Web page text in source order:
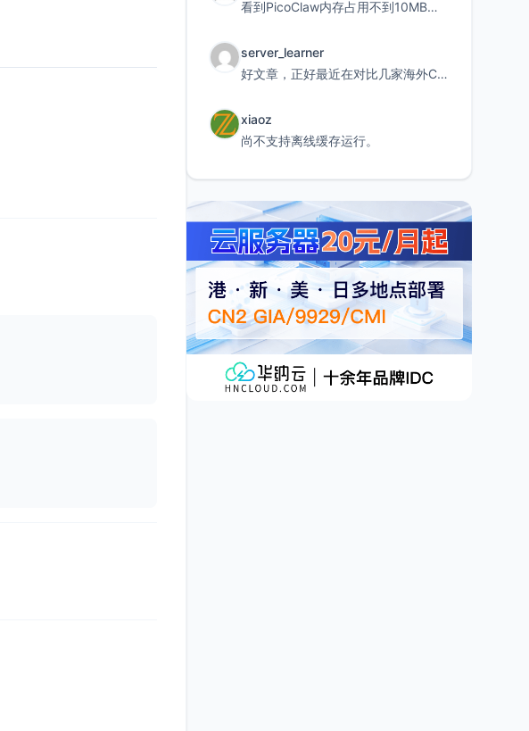
看到PicoClaw内存占用不到10MB这个数据真的很惊喜，确实很适合我这种想用旧设备折腾AI的小白
server_learner
好文章，正好最近在对比几家海外CDN。文中提到CF免费版不支持自定义回源端口和HOST这个痛点太真实
xiaoz
尚不支持离线缓存运行。